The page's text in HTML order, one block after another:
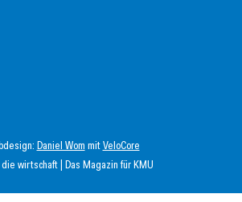
wirtschaft | Das Magazin für KMU
Daniel Wom mitVeloCore